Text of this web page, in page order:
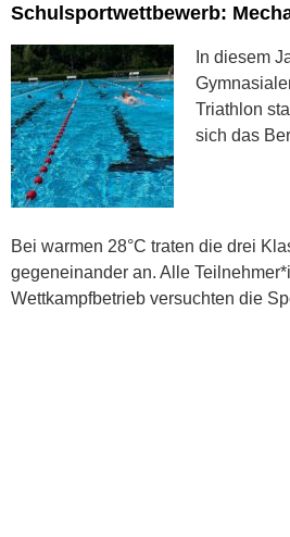
Schulsportwettbewerb:
In diesem
Triathlon
sich das
Bei warmen 28°C traten die drei
gegeneinander an. Alle
Wettkampfbetrieb versuchten die